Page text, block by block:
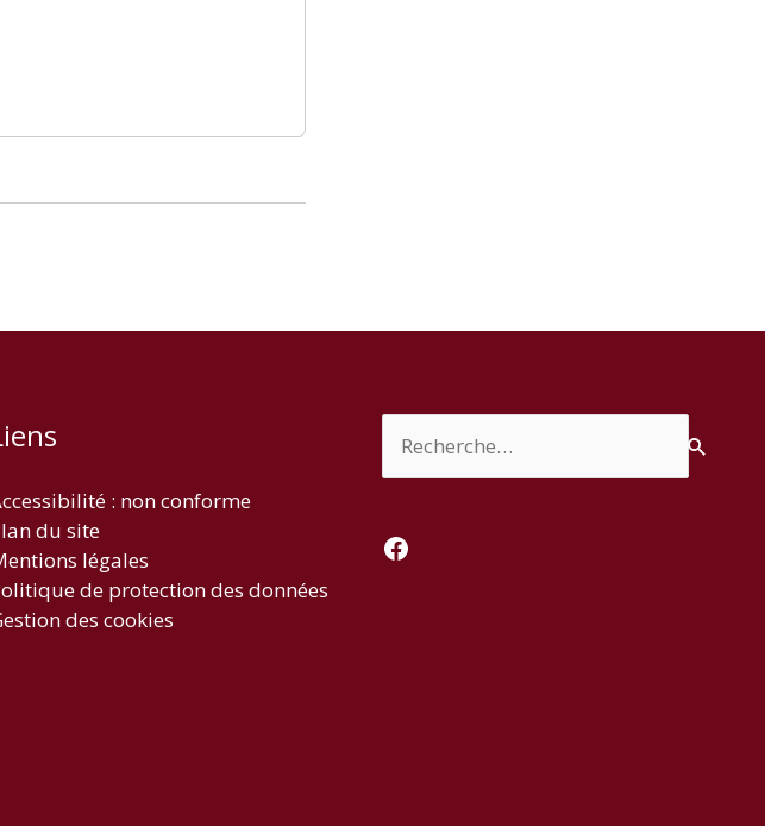
: non conforme
du site
légales
de protection des données
des cookies
Facebook